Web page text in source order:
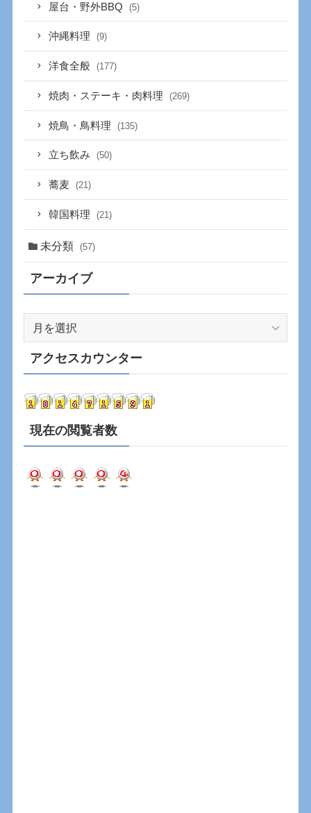
屋台・野外BBQ (5)
沖縄料理 (9)
洋食全般 (177)
焼肉・ステーキ・肉料理 (269)
焼鳥・鳥料理 (135)
立ち飲み (50)
蕎麦 (21)
韓国料理 (21)
未分類 (57)
アーカイブ
カ
イ
ブ
アクセスカウンター
現在の閲覧者数